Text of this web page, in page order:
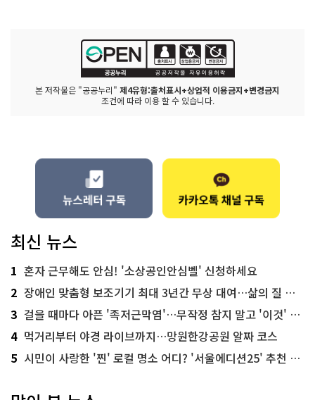
본 저작물은 "공공누리" 제4유형:출처표시+상업적 이용금지+변경금지
조건에 따라 이용 할 수 있습니다.
최신 뉴스
1 혼자 근무해도 안심! '소상공인안심벨' 신청하세요
2 장애인 맞춤형 보조기기 최대 3년간 무상 대여…삶의 질 높인다
3 걸을 때마다 아픈 '족저근막염'…무작정 참지 말고 '이것' 해보세요!
4 먹거리부터 야경 라이브까지…망원한강공원 알짜 코스
5 시민이 사랑한 '찐' 로컬 명소 어디? '서울에디션25' 추천 코스